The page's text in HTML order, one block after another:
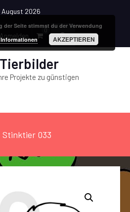
August 2026
0
Projekte zu günstigen
Stinktier 033
der Seite stimmst du der Verwendung
AKZEPTIEREN